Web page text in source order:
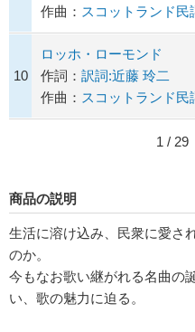
作曲： スコットランド民
10
ロッホ・ローモンド
作詞： 訳詞:近藤 玲二
作曲： スコットランド民
1 / 29
商品の説明
生活に溶け込み、民衆に愛さ
のか。
今もなお歌い継がれる名曲の
い、歌の魅力に迫る。